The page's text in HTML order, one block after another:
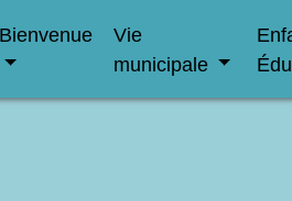
Bienvenue
Vie
municipale